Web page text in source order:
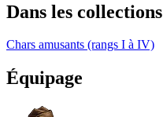
Dans les collections
Chars amusants (rangs I à IV)
Équipage